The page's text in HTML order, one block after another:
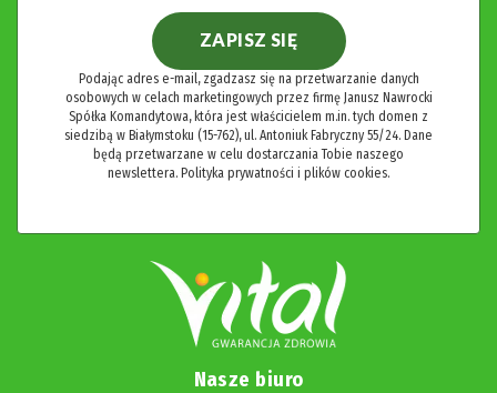
ZAPISZ SIĘ
Podając adres e-mail, zgadzasz się na przetwarzanie danych
osobowych w celach marketingowych przez firmę Janusz Nawrocki
Spółka Komandytowa, która jest właścicielem m.in. tych domen z
siedzibą w Białymstoku (15-762), ul. Antoniuk Fabryczny 55/24. Dane
będą przetwarzane w celu dostarczania Tobie naszego
newslettera. Polityka prywatności i plików cookies.
Nasze biuro